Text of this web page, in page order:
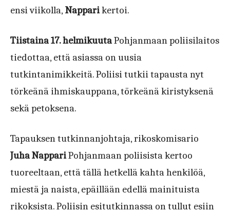
ensi viikolla, Napparikertoi.
Tiistaina 17. helmikuutaPohjanmaan poliisilaitos
tiedottaa, että asiassa on uusia
tutkintanimikkeitä. Poliisi tutkii tapausta nyt
törkeänä ihmiskauppana, törkeänä kiristyksenä
sekä petoksena.
Tapauksen tutkinnanjohtaja, rikoskomisario
Juha NappariPohjanmaan poliisista kertoo
tuoreeltaan, että tällä hetkellä kahta henkilöä,
miestä ja naista, epäillään edellä mainituista
rikoksista. Poliisin esitutkinnassa on tullut esiin